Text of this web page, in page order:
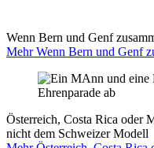
Wenn Bern und Genf
Mehr Wenn Bern und Genf
Österreich, Costa Rica oder
nicht dem Schweizer Modell